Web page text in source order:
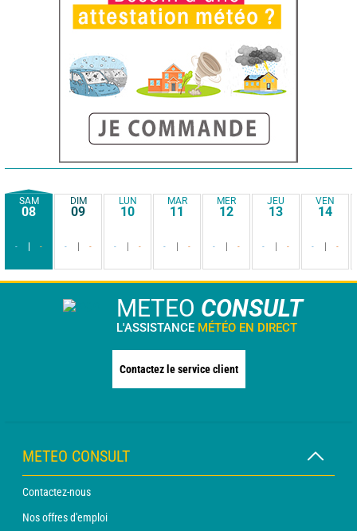
SAM
08
- -
DIM
09
- -
LUN
10
- -
MAR
11
- -
MER
12
- -
JEU
13
- -
VEN
14
- -
METEO CONSULT
L'ASSISTANCE MÉTÉO EN DIRECT
Contactez le service client
METEO CONSULT
Contactez-nous
Nos offres d'emploi